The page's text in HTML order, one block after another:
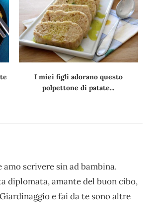
I miei figli adorano questo
polpettone di patate...
scrivere sin ad bambina.
diplomata, amante del buon cibo,
e fai da te sono altre